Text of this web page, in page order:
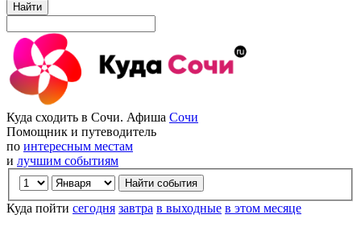
Найти
Куда сходить в Сочи. Афиша Сочи
Помощник и путеводитель
по интересным местам
и лучшим событиям
Куда пойти сегодня завтра в выходные в этом месяце